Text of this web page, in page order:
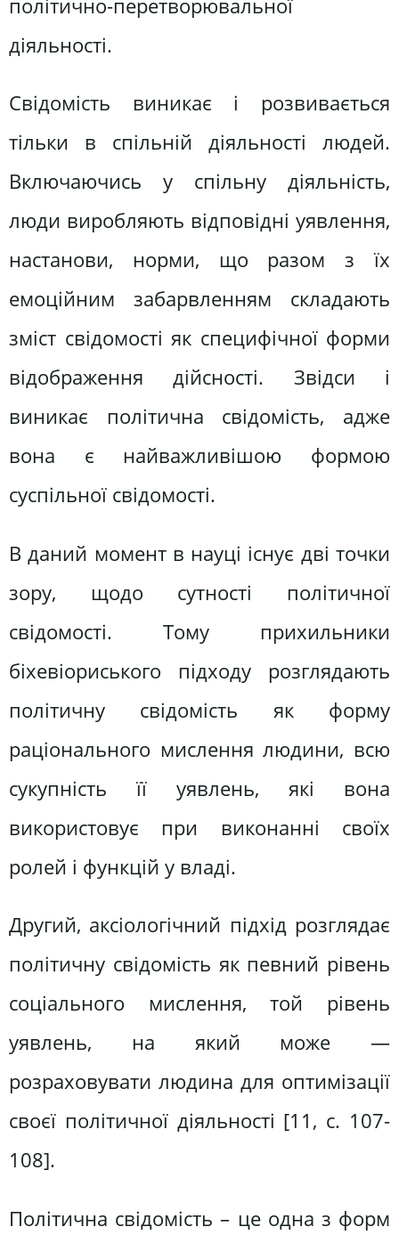
політично-перетворювальної
діяльності.
Свідомість виникає і розвивається
тільки в спільній діяльності людей.
Включаючись у спільну діяльність,
люди виробляють відповідні уявлення,
настанови, норми, що разом з їх
емоційним забарвленням складають
зміст свідомості як специфічної форми
відображення дійсності. Звідси і
виникає політична свідомість, адже
вона є найважливішою формою
суспільної свідомості.
В даний момент в науці існує дві точки
зору, щодо сутності політичної
свідомості. Тому прихильники
біхевіориського підходу розглядають
політичну свідомість як форму
раціонального мислення людини, всю
сукупність її уявлень, які вона
використовує при виконанні своїх
ролей і функцій у владі.
Другий, аксіологічний підхід розглядає
політичну свідомість як певний рівень
соціального мислення, той рівень
уявлень, на який може —
розраховувати людина для оптимізації
своєї політичної діяльності [11, c. 107-
108].
Політична свідомість – це одна з форм